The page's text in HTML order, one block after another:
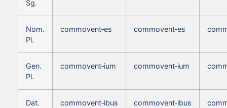
Sg.
Nom.
Pl.
commovent‑es commovent‑es
Gen.
Pl.
commovent‑ium commovent‑ium
Dat.
commovent‑ibus commovent‑ibus